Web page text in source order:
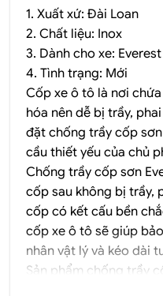
1. Xuất xứ: Đài Loan
2. Chất liệu: Inox
3. Dành cho xe:
4. Tình trạng: Mới
Cốp xe ô tô là nơi
hóa nên dễ bị trầy,
đặt chống trầy cốp
cầu thiết yếu của chủ
Chống trầy cốp sơn
cốp sau không bị trầy,
cốp có kết cấu bền
cốp xe ô tô sẽ giúp
nhân vật lý và kéo dài
Sản phẩm chống trầy